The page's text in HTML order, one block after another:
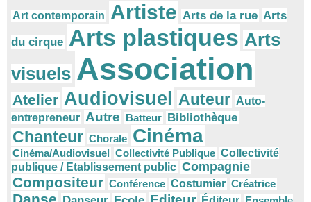
Art contemporain Artiste Arts de la rue Arts
du cirque Arts plastiques Arts
visuels Association
Atelier Audiovisuel Auteur Auto-
entrepreneur Autre Batteur Bibliothèque
Chanteur Chorale Cinéma
Cinéma/Audiovisuel Collectivité Publique Collectivité
publique / Etablissement public Compagnie
Compositeur Conférence Costumier Créatrice